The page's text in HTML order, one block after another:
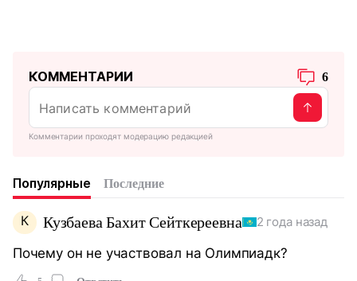
КОММЕНТАРИИ 6
Комментарии проходят модерацию редакцией
Популярные Последние
К Кузбаева Бахит Сейткереевна 2 года назад
Почему он не участвовал на Олимпиадк?